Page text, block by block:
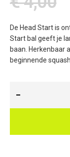
De Head Start is
Start bal geeft je
baan. Herkenbaar
beginnende